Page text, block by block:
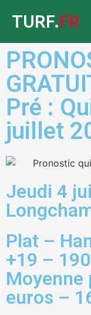
TURF.FR
Pré :
juillet
Jeudi 4
Plat –
+19 –
Moyenne
euros –